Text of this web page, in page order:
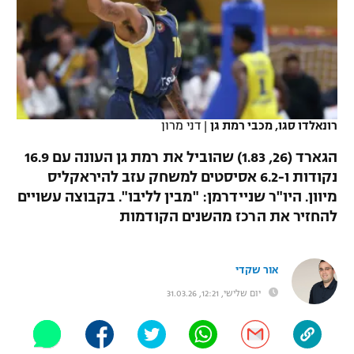
VOD
רץ ברשת
תוצאות
לוח שידורים
ברחבה
"מעל הליגה" – פודקאסט
מכבי חיפה
בית"ר ירושלים
מכבי תל אביב
הפועל תל אביב
הפועל חיפה
מכבי נתניה
בני יהודה
ליגה ספרדית
ליגה איטלקית
ליגה צרפתית
ליגה הולנדית
ליגה טורקית
ליגה סינית
ליגה ברזילאית
ליגות נוספות
כדורסל נשים
מכבי תל אביב
הפועל חולון
הפועל ירושלים
דני אבדיה
יורוליג
יורוקאפ
טניס
כדוריד
כדורעף
שחייה
ג'ודו
ספורט אולימפי
היאבקות WWE
רונאלדו סגו, מכבי רמת גן | דני מרון
הגארד (26, 1.83) שהוביל את רמת גן העונה עם 16.9
נקודות ו-6.2 אסיסטים למשחק עזב להיראקליס
מיוון. היו"ר שניידרמן: "מבין לליבו". בקבוצה עשויים
להחזיר את הרכז מהשנים הקודמות
אור שקדי
יום שלישי, 12:21, 31.03.26